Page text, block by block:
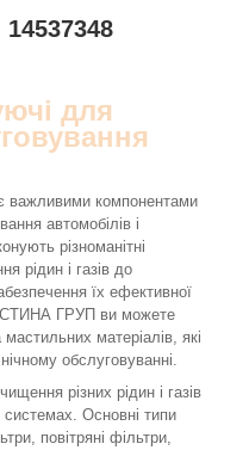
для
важливими компонентами
автомобілів і
різноманітні
рідин і газів до
їх ефективної
ГРУП ви можете
матеріалів, які
обслуговуванні.
різних рідин і газів
Основні типи
повітряні фільтри,